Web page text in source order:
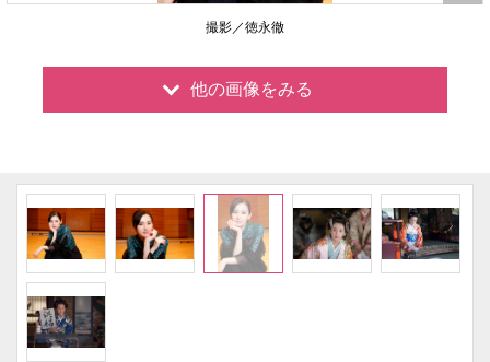
撮影／徳永徹
他の画像をみる